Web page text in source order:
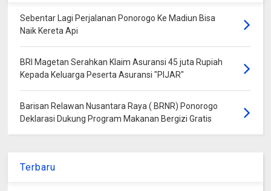
Sebentar Lagi Perjalanan Ponorogo Ke Madiun Bisa
Naik Kereta Api
BRI Magetan Serahkan Klaim Asuransi 45 juta Rupiah
Kepada Keluarga Peserta Asuransi "PIJAR"
Barisan Relawan Nusantara Raya ( BRNR) Ponorogo
Deklarasi Dukung Program Makanan Bergizi Gratis
Terbaru